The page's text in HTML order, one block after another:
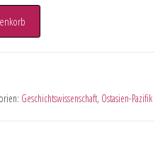
Geschichtswissenschaft, Ostasien-Pazifik